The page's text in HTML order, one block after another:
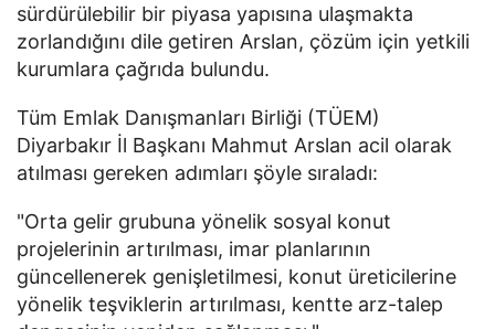
sürdürülebilir bir piyasa yapısına ulaşmakta
zorlandığını dile getiren Arslan, çözüm için yetkili
kurumlara çağrıda bulundu.
Tüm Emlak Danışmanları Birliği (TÜEM)
Diyarbakır İl Başkanı Mahmut Arslan acil olarak
atılması gereken adımları şöyle sıraladı:
"Orta gelir grubuna yönelik sosyal konut
projelerinin artırılması, imar planlarının
güncellenerek genişletilmesi, konut üreticilerine
yönelik teşviklerin artırılması, kentte arz-talep